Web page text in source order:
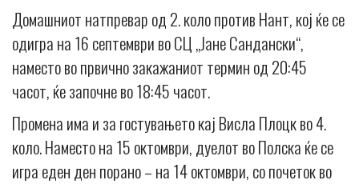
Домашниот натпревар од 2. коло против Нант, кој ќе се
одигра на 16 септември во СЦ „Јане Сандански“,
наместо во првично закажаниот термин од 20:45
часот, ќе започне во 18:45 часот.
Промена има и за гостувањето кај Висла Плоцк во 4.
коло. Наместо на 15 октомври, дуелот во Полска ќе се
игра еден ден порано – на 14 октомври, со почеток во